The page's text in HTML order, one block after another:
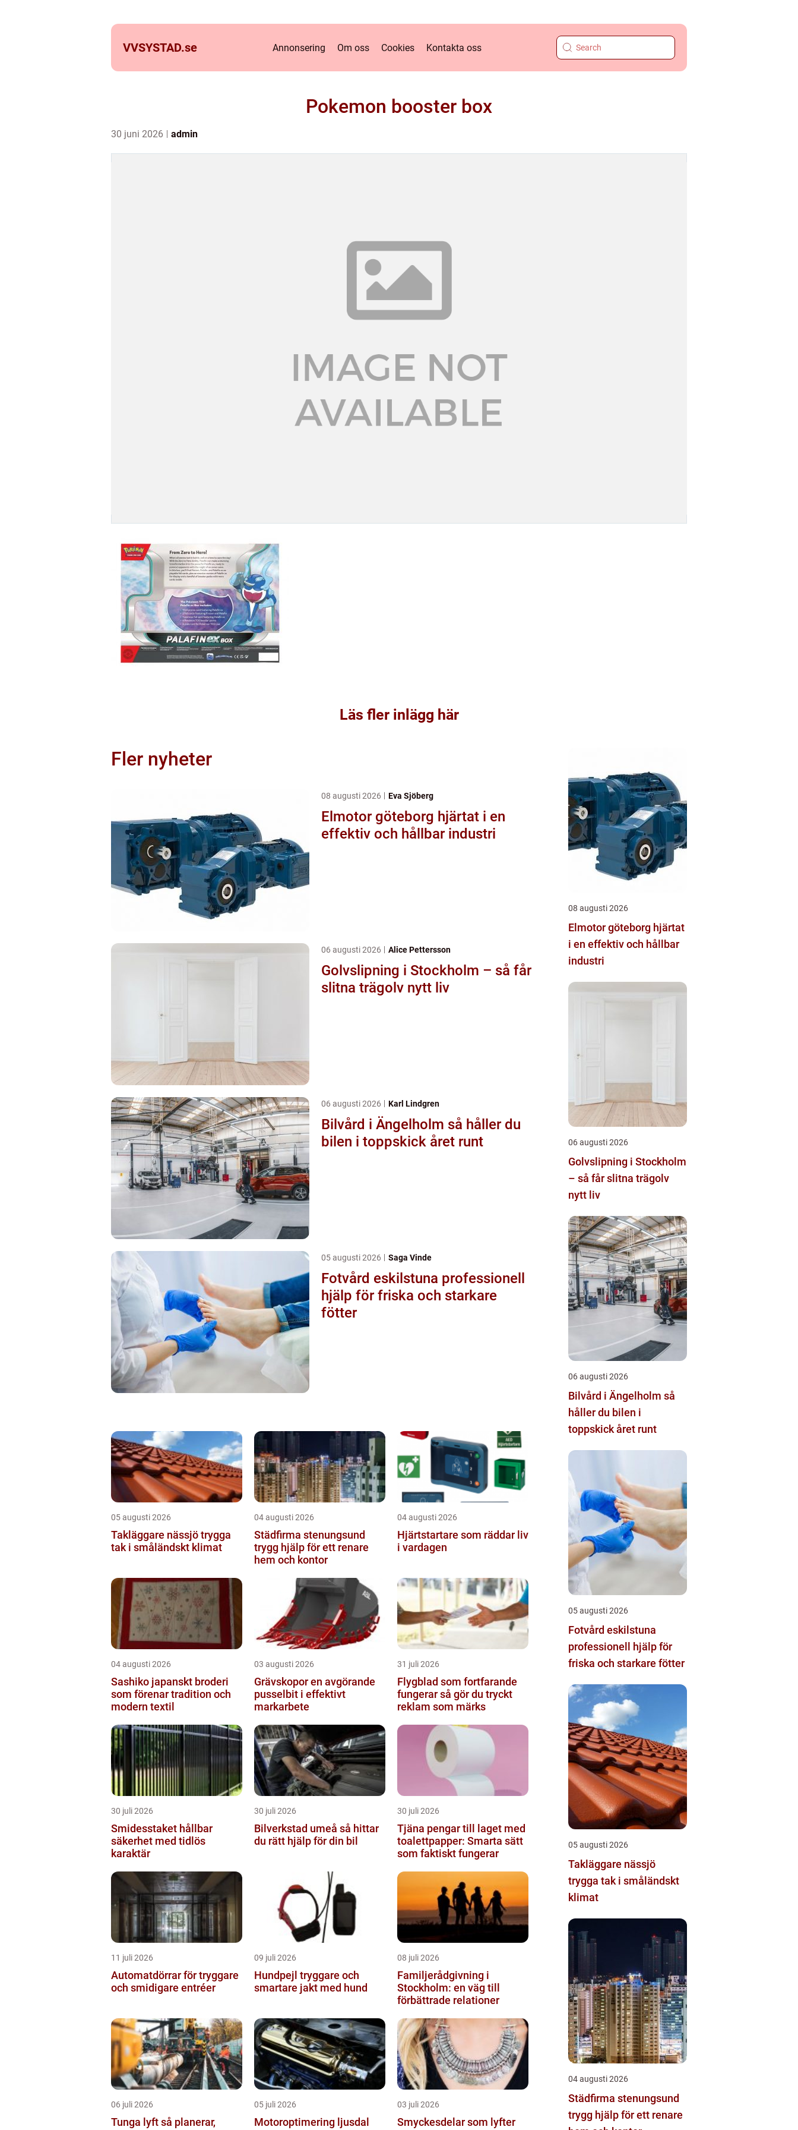
VVSYSTAD.se Annonsering Om oss Cookies Kontakta oss
Pokemon booster box
30 juni 2026 admin
Läs fler inlägg här
Fler nyheter
08 augusti 2026 Eva Sjöberg
Elmotor göteborg hjärtat i en
effektiv och hållbar industri
06 augusti 2026 Alice Pettersson
Golvslipning i Stockholm – så får
slitna trägolv nytt liv
06 augusti 2026 Karl Lindgren
Bilvård i Ängelholm så håller du
bilen i toppskick året runt
05 augusti 2026 Saga Vinde
Fotvård eskilstuna professionell
hjälp för friska och starkare
fötter
05 augusti 2026
Takläggare nässjö trygga
tak i småländskt klimat
04 augusti 2026
Städfirma stenungsund
trygg hjälp för ett renare
hem och kontor
04 augusti 2026
Hjärtstartare som räddar liv
i vardagen
04 augusti 2026
Sashiko japanskt broderi
som förenar tradition och
modern textil
03 augusti 2026
Grävskopor en avgörande
pusselbit i effektivt
markarbete
31 juli 2026
Flygblad som fortfarande
fungerar så gör du tryckt
reklam som märks
30 juli 2026
Smidesstaket hållbar
säkerhet med tidlös
karaktär
30 juli 2026
Bilverkstad umeå så hittar
du rätt hjälp för din bil
30 juli 2026
Tjäna pengar till laget med
toalettpapper: Smarta sätt
som faktiskt fungerar
11 juli 2026
Automatdörrar för tryggare
och smidigare entréer
09 juli 2026
Hundpejl tryggare och
smartare jakt med hund
08 juli 2026
Familjerådgivning i
Stockholm: en väg till
förbättrade relationer
06 juli 2026
Tunga lyft så planerar,
05 juli 2026
Motoroptimering ljusdal
03 juli 2026
Smyckesdelar som lyfter
08 augusti 2026
Elmotor göteborg hjärtat
i en effektiv och hållbar
industri
06 augusti 2026
Golvslipning i Stockholm
– så får slitna trägolv
nytt liv
06 augusti 2026
Bilvård i Ängelholm så
håller du bilen i
toppskick året runt
05 augusti 2026
Fotvård eskilstuna
professionell hjälp för
friska och starkare fötter
05 augusti 2026
Takläggare nässjö
trygga tak i småländskt
klimat
04 augusti 2026
Städfirma stenungsund
trygg hjälp för ett renare